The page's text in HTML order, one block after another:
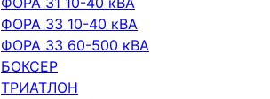
ФОРА 33 10-40 кВА
ФОРА 33 60-500 кВА
БОКСЕР
ТРИАТЛОН